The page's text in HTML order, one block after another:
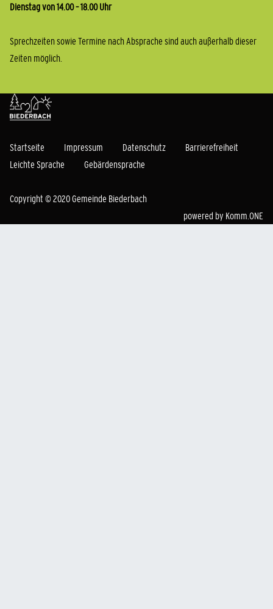
Dienstag von 14.00 – 18.00 Uhr
Sprechzeiten sowie Termine nach Absprache sind auch außerhalb dieser
Zeiten möglich.
Startseite Impressum Datenschutz
Barrierefreiheit
Leichte Sprache
Gebärdensprache
Copyright © 2020 Gemeinde Biederbach
powered by Komm.ONE